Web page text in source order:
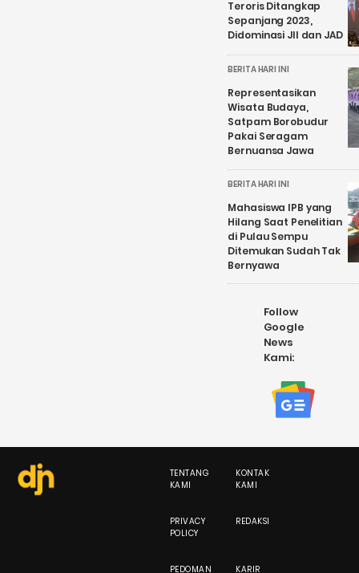
Teroris Ditangkap
Sepanjang 2023,
Didominasi JII dan JAD
BERITA HARI INI
Representasikan
Wisata Budaya,
Satpam Borobudur
Pakai Seragam
Bernuansa Jawa
BERITA HARI INI
Mahasiswa IPB yang
Hilang Saat Penelitian
di Pulau Sempu
Ditemukan Sudah Tak
Bernyawa
Follow
Google
News
Kami:
TENTANG
KAMI
KONTAK
KAMI
PRIVACY
POLICY
REDAKSI
PEDOMAN KARIR